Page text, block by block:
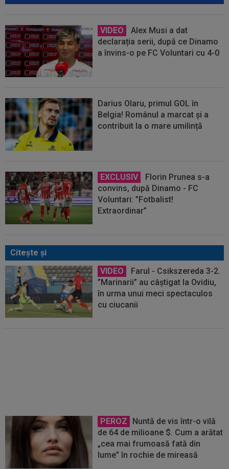
VIDEO
Alex Musi a dat
declarația serii, după ce Dinamo
a învins-o pe FC Voluntari cu 4-0
Darius Olaru, primul GOL în
Belgia! Românul a marcat și a
contribuit la o mare umilință
EXCLUSIV
Florin Prunea s-a
convins, după Dinamo - FC
Voluntari: ”Fotbalist!
Extraordinar”
Citeşte şi
VIDEO
Farul - Csikszereda 3-2.
”Marinarii” au câștigat la Ovidiu,
în urma unui meci spectaculos
cu ciucanii
PEROZ
Nuntă de vis într-o vilă
de 64 de milioane $. Cum a arătat
„cea mai frumoasă fată din
lume” în rochie de mireasă